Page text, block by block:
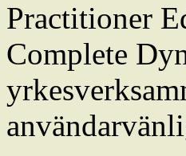
Practitioner
Complete